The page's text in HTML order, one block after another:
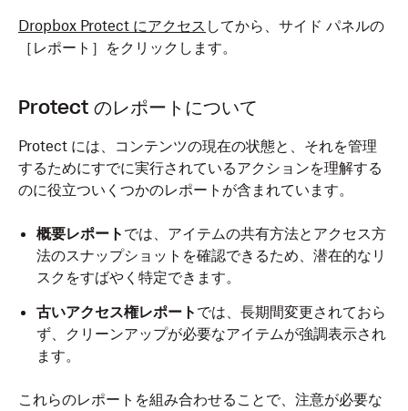
Dropbox Protect にアクセス してから、サイド パネルの
［レポート］をクリックします。
Protect のレポートについて
Protect には、コンテンツの現在の状態と、それを管理
するためにすでに実行されているアクションを理解する
のに役立ついくつかのレポートが含まれています。
概要レポート では、アイテムの共有方法とアクセス方
法のスナップショットを確認できるため、潜在的なリ
スクをすばやく特定できます。
古いアクセス権レポート では、長期間変更されておら
ず、クリーンアップが必要なアイテムが強調表示され
ます。
これらのレポートを組み合わせることで、注意が必要な